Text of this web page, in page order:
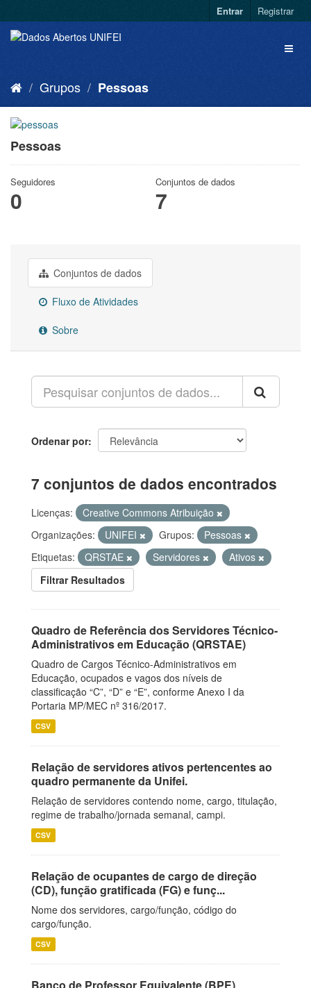
Entrar Registrar
Grupos Pessoas
Pessoas
Seguidores
0
Conjuntos de dados
7
Conjuntos de dados
Fluxo de Atividades
Sobre
Ordenar por
7 conjuntos de dados encontrados
Licenças:
Creative Commons Atribuição
Organizações:
UNIFEI Grupos:
Pessoas
Etiquetas:
QRSTAE Servidores
Ativos
Filtrar Resultados
Quadro de Referência dos Servidores Técnico-
Administrativos em Educação (QRSTAE)
Quadro de Cargos Técnico-Administrativos em
Educação, ocupados e vagos dos níveis de
classificação “C”, “D” e “E”, conforme Anexo I da
Portaria MP/MEC nº 316/2017.
CSV
Relação de servidores ativos pertencentes ao
quadro permanente da Unifei.
Relação de servidores contendo nome, cargo, titulação,
regime de trabalho/jornada semanal, campi.
CSV
Relação de ocupantes de cargo de direção
(CD), função gratificada (FG) e funç...
Nome dos servidores, cargo/função, código do
cargo/função.
CSV